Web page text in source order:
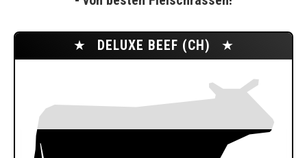
★ DELUXE BEEF (CH) ★